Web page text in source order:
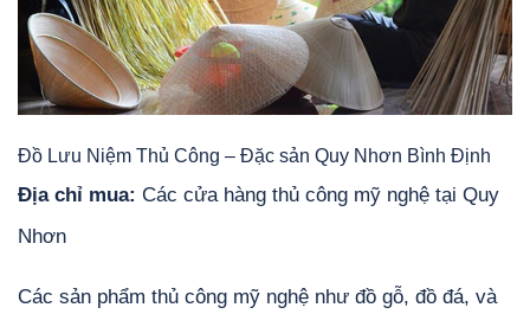
Đồ Lưu Niệm Thủ Công – Đặc sản Quy Nhơn Bình Định
Địa chỉ mua: Các cửa hàng thủ công mỹ nghệ tại Quy
Nhơn
Các sản phẩm thủ công mỹ nghệ như đồ gỗ, đồ đá, và